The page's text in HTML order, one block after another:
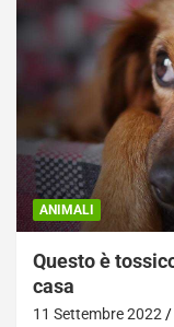
ANIMALI
Questo è
casa
11 Settembre 2022